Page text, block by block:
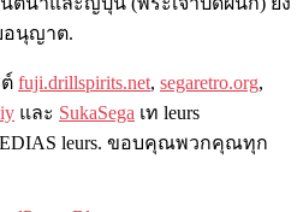
อนุญาต.
fuji.drillspirits.net, segaretro.org,
และ SukaSega เท leurs
leurs. ขอบคุณพวกคุณทุก